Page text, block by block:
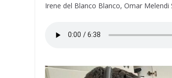
Irene del Blanco Blanco, Omar Melendi